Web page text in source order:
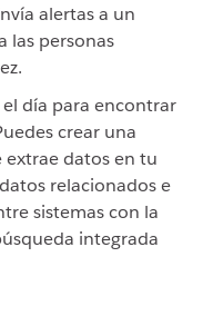
alertas a un
las personas
día para encontrar
crear una
datos en tu
relacionados e
sistemas con la
integrada